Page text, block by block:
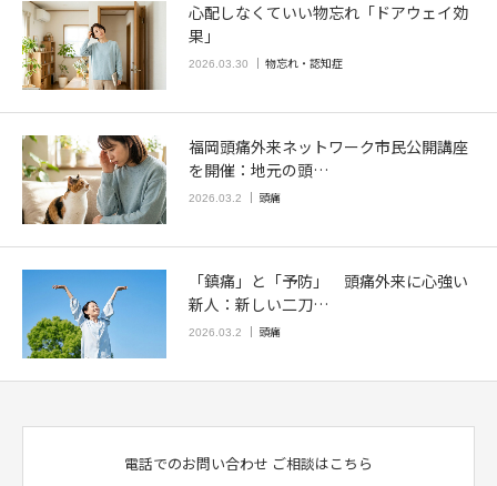
心配しなくていい物忘れ「ドアウェイ効
果」
2026.03.30 物忘れ・認知症
福岡頭痛外来ネットワーク市民公開講座
を開催：地元の頭…
2026.03.2 頭痛
「鎮痛」と「予防」 頭痛外来に心強い
新人：新しい二刀…
2026.03.2 頭痛
電話でのお問い合わせ ご相談はこちら